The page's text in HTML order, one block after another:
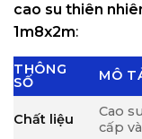
cao su thiên
1m8x2m:
THÔNG
SỐ
MÔ
Chất liệu
Cao
cấp